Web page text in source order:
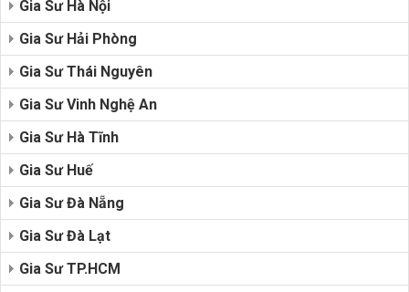
Gia Sư Hà Nội
Gia Sư Hải Phòng
Gia Sư Thái Nguyên
Gia Sư Vinh Nghệ An
Gia Sư Hà Tĩnh
Gia Sư Huế
Gia Sư Đà Nẵng
Gia Sư Đà Lạt
Gia Sư TP.HCM